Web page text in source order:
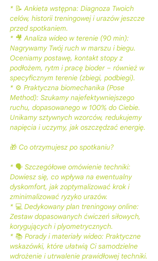
* 📝 Ankieta wstępna: Diagnoza Twoich
celów, historii treningowej i urazów jeszcze
przed spotkaniem.
* 🎥 Analiza wideo w terenie (90 min):
Nagrywamy Twój ruch w marszu i biegu.
Oceniamy postawę, kontakt stopy z
podłożem, rytm i pracę bioder – również w
specyficznym terenie (zbiegi, podbiegi).
* ⚙️ Praktyczna biomechanika (Pose
Method): Szukamy najefektywniejszego
ruchu, dopasowanego w 100% do Ciebie.
Unikamy sztywnych wzorców, redukujemy
napięcia i uczymy, jak oszczędzać energię.
🎁 Co otrzymujesz po spotkaniu?
* 🗣️ Szczegółowe omówienie techniki:
Dowiesz się, co wpływa na ewentualny
dyskomfort, jak zoptymalizować krok i
zminimalizować ryzyko urazów.
* 💻 Dedykowany plan treningowy online:
Zestaw dopasowanych ćwiczeń siłowych,
korygujących i plyometrycznych.
* 📚 Porady i materiały wideo: Praktyczne
wskazówki, które ułatwią Ci samodzielne
wdrożenie i utrwalenie prawidłowej techniki.